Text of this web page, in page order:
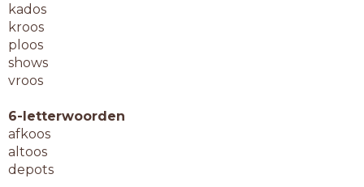
kados
kroos
ploos
shows
vroos
6-letterwoorden
afkoos
altoos
depots